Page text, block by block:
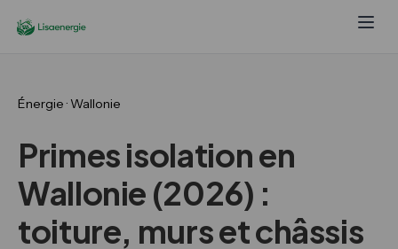
Énergie · Wallonie
Primes isolation en
Wallonie (2026) :
toiture, murs et châssis